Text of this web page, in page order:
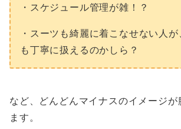
・スケジュール管理が雑！？
・スーツも綺麗に着こなせない人
も丁寧に扱えるのかしら？
など、どんどんマイナスのイメージが
ます。